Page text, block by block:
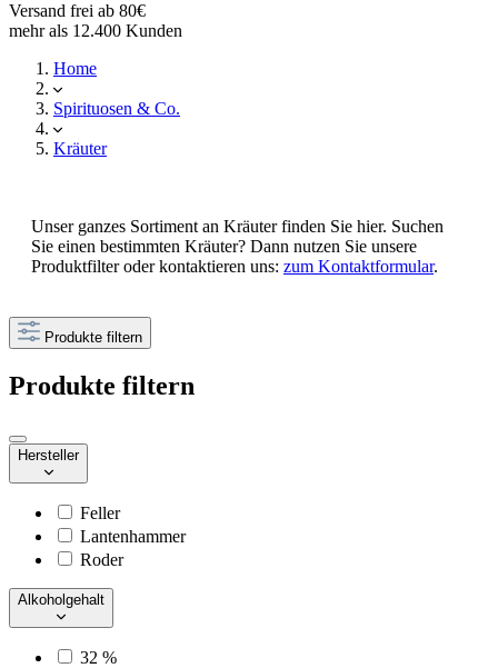
Versand frei ab 80€
mehr als 12.400 Kunden
Home
Spirituosen & Co.
Kräuter
Unser ganzes Sortiment an Kräuter finden Sie hier. Suchen
Sie einen bestimmten Kräuter? Dann nutzen Sie unsere
Produktfilter oder kontaktieren uns: zum Kontaktformular.
Produkte filtern
Produkte filtern
Hersteller
Feller
Lantenhammer
Roder
Alkoholgehalt
32 %